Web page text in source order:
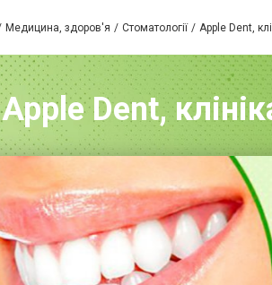
Медицина, здоров'я Стоматології Apple Dent,
Apple Dent,